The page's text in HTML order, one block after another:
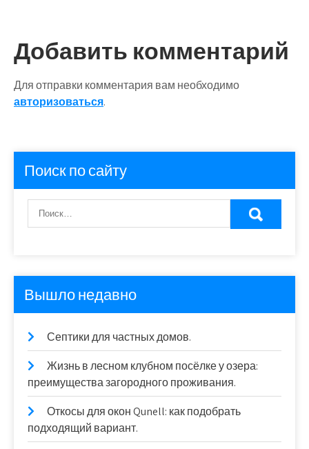
Добавить комментарий
Для отправки комментария вам необходимо
авторизоваться.
Поиск по сайту
Вышло недавно
Септики для частных домов.
Жизнь в лесном клубном посёлке у озера:
преимущества загородного проживания.
Откосы для окон Qunell: как подобрать
подходящий вариант.